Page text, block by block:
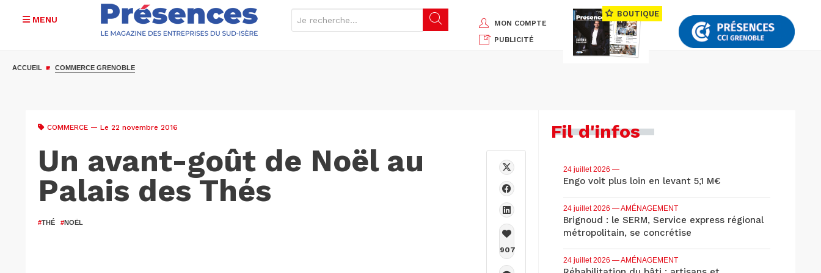
MENU
MON COMPTE
PUBLICITÉ
BOUTIQUE
ACCUEIL COMMERCE GRENOBLE
COMMERCE — Le 22 novembre 2016
Un avant-goût de Noël au
Palais des Thés
#THÉ #NOËL
907
Fil d'infos
24 juillet 2026 —
Engo voit plus loin en levant 5,1 M€
24 juillet 2026 — AMÉNAGEMENT
Brignoud : le SERM, Service express régional
métropolitain, se concrétise
24 juillet 2026 — AMÉNAGEMENT